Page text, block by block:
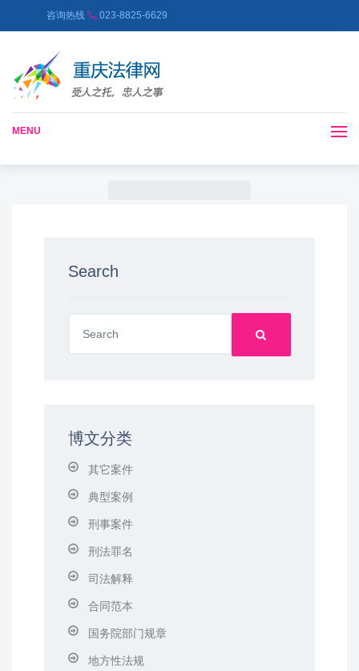
咨询热线 023-8825-6629
MENU
Search
博文分类
其它案件
典型案例
刑事案件
刑法罪名
司法解释
合同范本
国务院部门规章
地方性法规